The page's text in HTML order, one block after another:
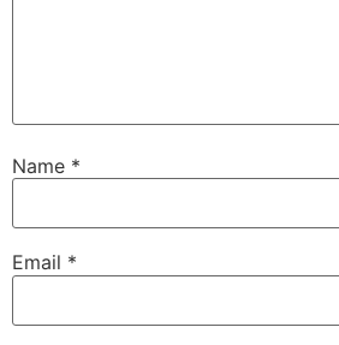
Name *
Email *